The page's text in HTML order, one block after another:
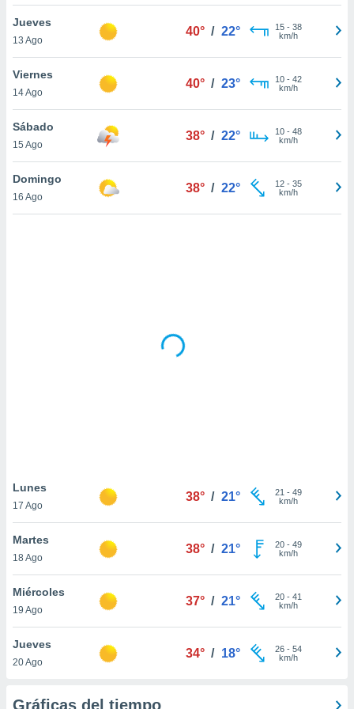
sitio
En
sean
el sitio
ni para
o
similares
como
sitio
de
traten tus
en
interés
su
Jueves
13 Ago
40° / 22° 15- 38
km/h
Viernes
14 Ago
40° / 23° 10- 42
km/h
Sábado
15 Ago
38° / 22° 10- 48
km/h
Domingo
16 Ago
38° / 22° 12- 35
km/h
Lunes
17 Ago
38° / 21° 21 - 49
km/h
Martes
18 Ago
38° / 21° 20- 49
km/h
Miércoles
19 Ago
37° / 21° 20- 41
km/h
Jueves
20 Ago
34° / 18° 26- 54
km/h
Gráficas del tiempo